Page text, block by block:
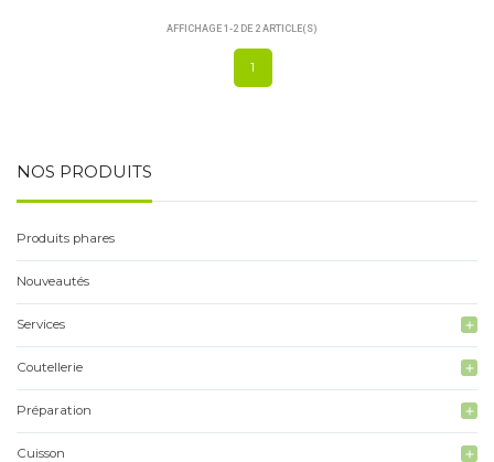
NOS PRODUITS
Produits phares
Nouveautés
Services add
Coutellerie add
Préparation add
Cuisson add
AFFICHAGE 1-2 DE 2 ARTICLE(S)
1